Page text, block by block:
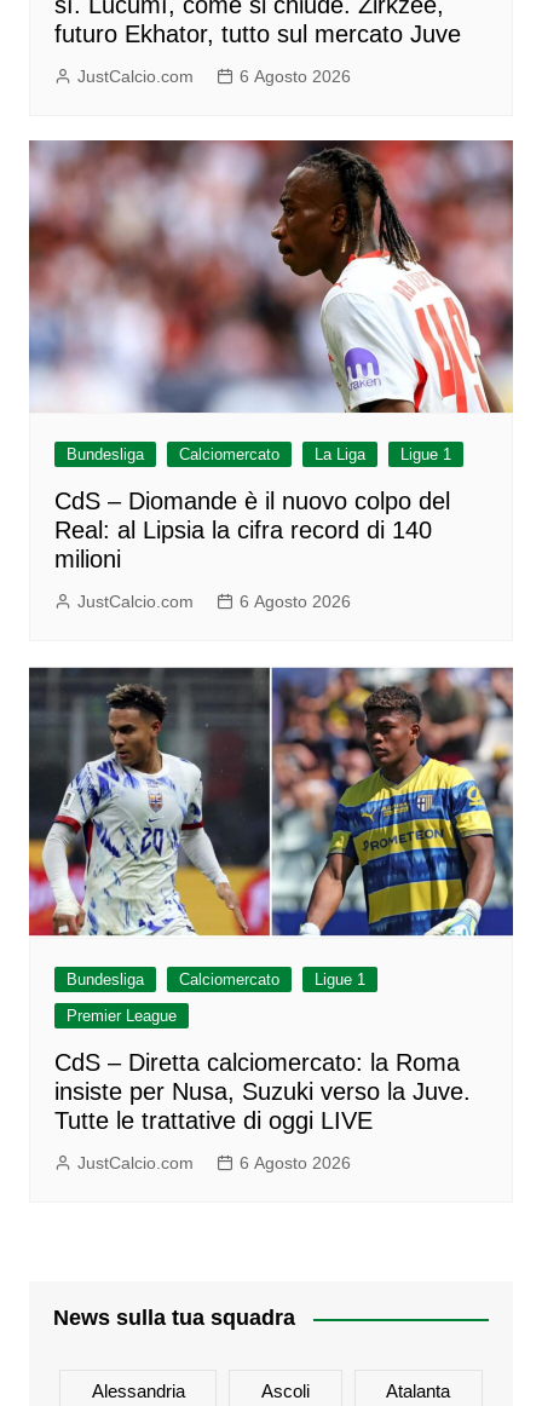
futuro Ekhator, tutto sul mercato Juve
JustCalcio.com 6 Agosto 2026
Bundesliga Calciomercato La Liga Ligue 1
CdS – Diomande è il nuovo colpo del
Real: al Lipsia la cifra record di 140
milioni
JustCalcio.com 6 Agosto 2026
Bundesliga Calciomercato
Ligue 1
Premier League
CdS – Diretta calciomercato: la Roma
insiste per Nusa, Suzuki verso la Juve.
Tutte le trattative di oggi LIVE
JustCalcio.com 6 Agosto 2026
News sulla tua squadra
Alessandria Ascoli Atalanta